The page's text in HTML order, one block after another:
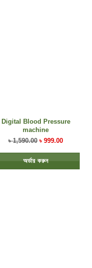
Digital Blood Pressure
machine
৳1,590.00 ৳ 999.00
অর্ডার করুন